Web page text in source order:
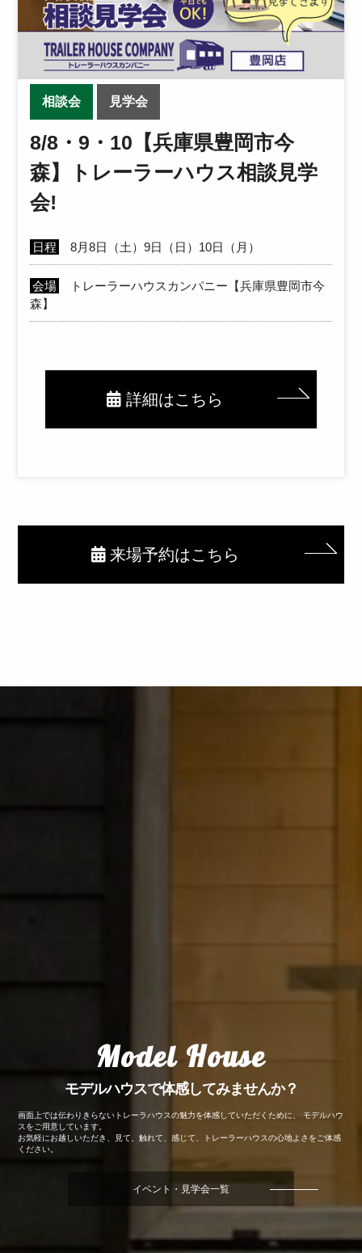
相談会 見学会
8/8・9・10【兵庫県豊岡市今
森】トレーラーハウス相談見学
会!
日程 8月8日（土）9日（日）10日（月）
会場
トレーラーハウスカンパニー【兵庫県豊岡市今
森】
詳細はこちら
Model House
モデルハウスで体感してみませんか？
画面上では伝わりきらないトレーラハウスの魅力を体感していただくために、 モデルハウ
スをご用意しています。
お気軽にお越しいただき、見て、触れて、感じて、トレーラーハウスの心地よさをご体感
ください。
イベント・見学会一覧